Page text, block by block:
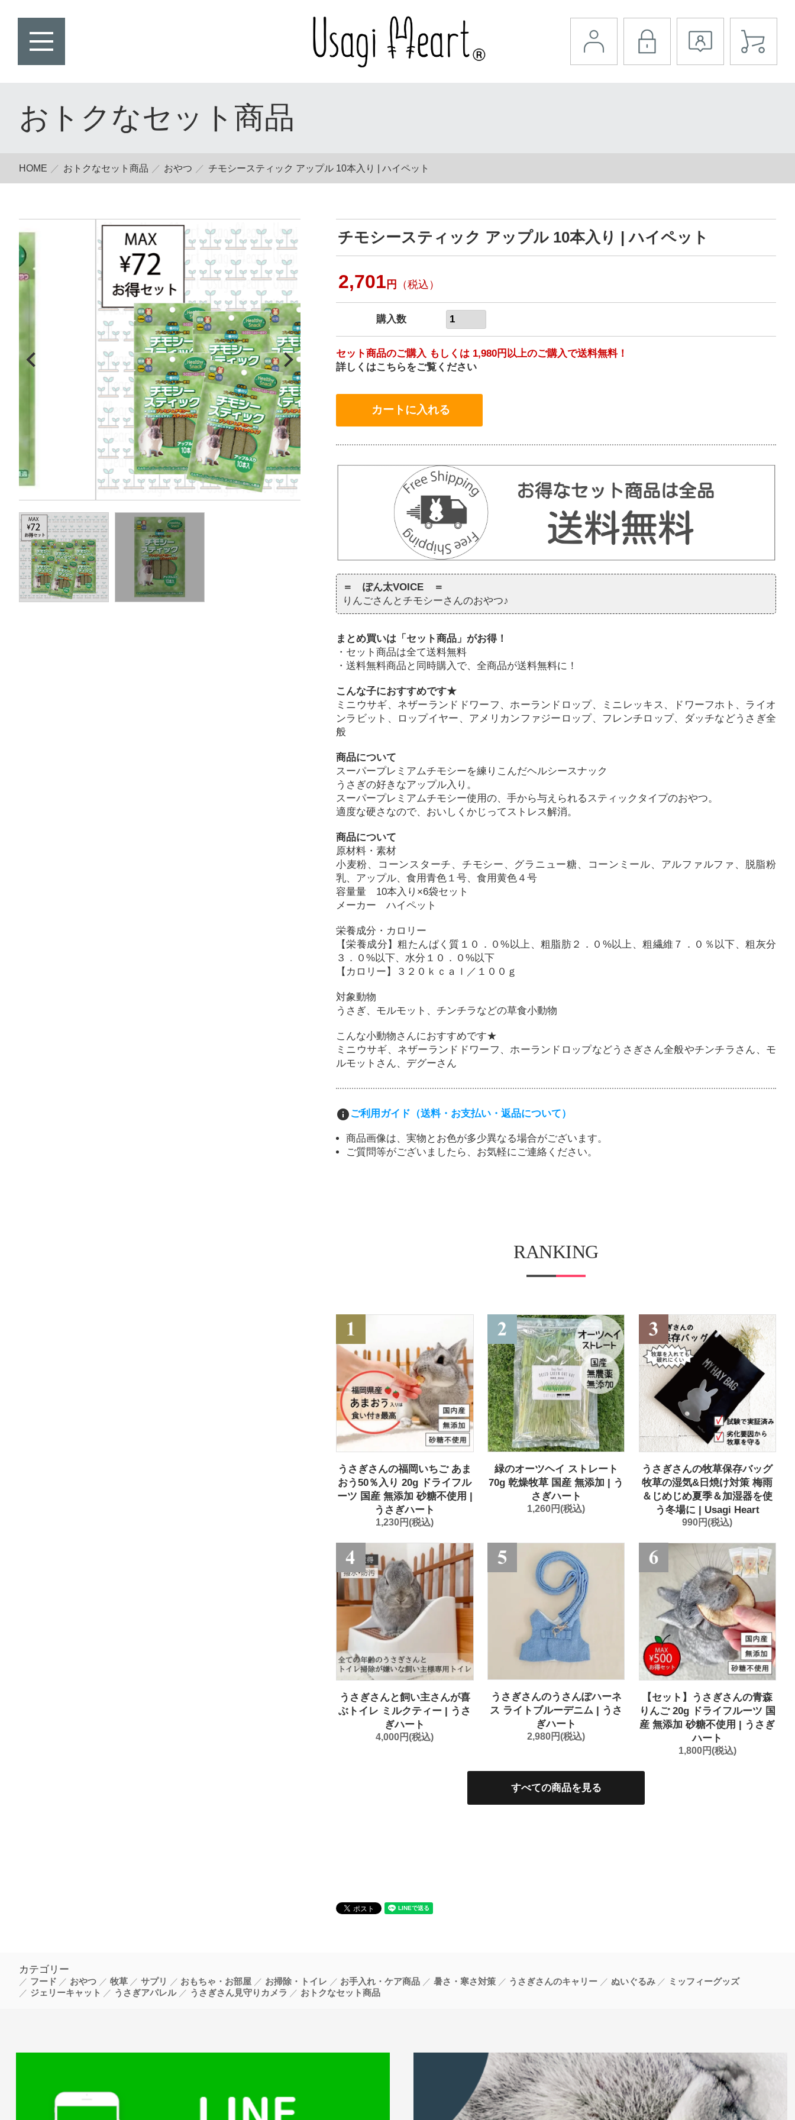
おトクなセット商品
HOME おトクなセット商品 おやつ チモシースティック アップル 10本入り | ハイペット
チモシースティック アップル 10本入り | ハイペット
2,701 円 （税込）
購入数
セット商品のご購入 もしくは 1,980円以上のご購入で送料無料！
詳しくはこちらをご覧ください
＝ ぽん太VOICE ＝
りんごさんとチモシーさんのおやつ♪
まとめ買いは「セット商品」がお得！
・セット商品は全て送料無料
・送料無料商品と同時購入で、全商品が送料無料に！
こんな子におすすめです★
ミニウサギ、ネザーランドドワーフ、ホーランドロップ、ミニレッキス、ドワーフホト、ライオ
ンラビット、ロップイヤー、アメリカンファジーロップ、フレンチロップ、ダッチなどうさぎ全
般
商品について
スーパープレミアムチモシーを練りこんだヘルシースナック
うさぎの好きなアップル入り。
スーパープレミアムチモシー使用の、手から与えられるスティックタイプのおやつ。
適度な硬さなので、おいしくかじってストレス解消。
商品について
原材料・素材
小麦粉、コーンスターチ、チモシー、グラニュー糖、コーンミール、アルファルファ、脱脂粉
乳、アップル、食用青色１号、食用黄色４号
容量量 10本入り×6袋セット
メーカー ハイペット
栄養成分・カロリー
【栄養成分】粗たんぱく質１０．０%以上、粗脂肪２．０%以上、粗繊維７．０％以下、粗灰分
３．０%以下、水分１０．０%以下
【カロリー】３２０ｋｃａｌ／１００ｇ
対象動物
うさぎ、モルモット、チンチラなどの草食小動物
こんな小動物さんにおすすめです★
ミニウサギ、ネザーランドドワーフ、ホーランドロップなどうさぎさん全般やチンチラさん、モ
ルモットさん、デグーさん
info ご利用ガイド（送料・お支払い・返品について）
商品画像は、実物とお色が多少異なる場合がございます。
ご質問等がございましたら、お気軽にご連絡ください。
RANKING
うさぎさんの福岡いちご あま
おう50％入り 20g ドライフル
ーツ 国産 無添加 砂糖不使用 |
うさぎハート
1,230円(税込)
緑のオーツヘイ ストレート
70g 乾燥牧草 国産 無添加 | う
さぎハート
1,260円(税込)
うさぎさんの牧草保存バッグ
牧草の湿気&日焼け対策 梅雨
＆じめじめ夏季＆加湿器を使
う冬場に | Usagi Heart
990円(税込)
うさぎさんと飼い主さんが喜
ぶトイレ ミルクティー | うさ
ぎハート
4,000円(税込)
うさぎさんのうさんぽハーネ
ス ライトブルーデニム | うさ
ぎハート
2,980円(税込)
【セット】うさぎさんの青森
りんご 20g ドライフルーツ 国
産 無添加 砂糖不使用 | うさぎ
ハート
1,800円(税込)
すべての商品を見る
カテゴリー
フード おやつ 牧草 サプリ おもちゃ・お部屋 お掃除・トイレ お手入れ・ケア商品 暑さ・寒さ対策 うさぎさんのキャリー ぬいぐるみ
ミッフィーグッズ
ジェリーキャット
うさぎアパレル うさぎさん見守りカメラ おトクなセット商品